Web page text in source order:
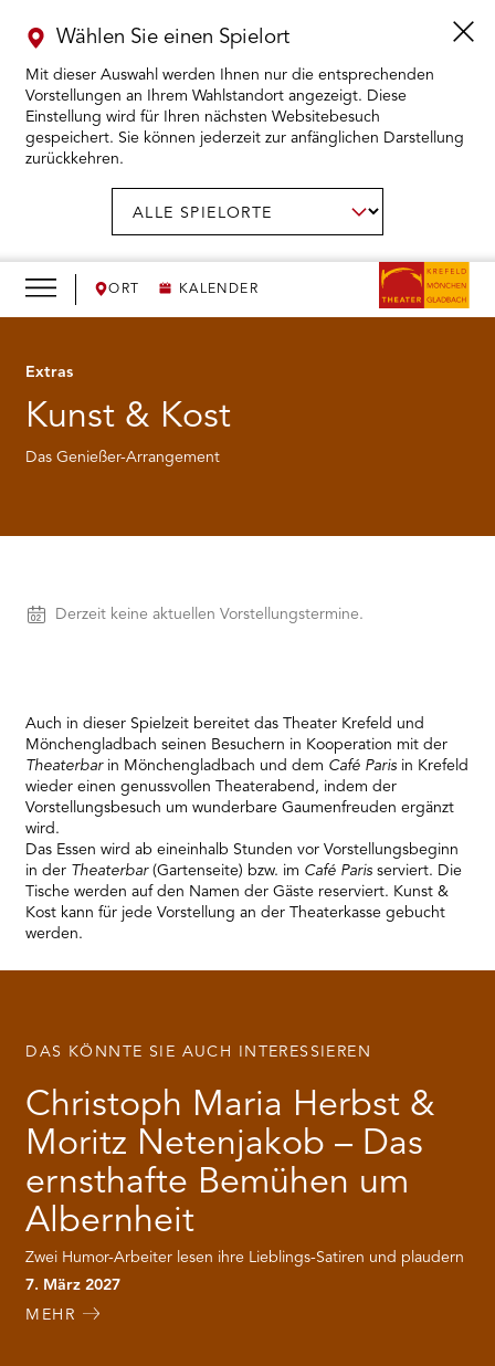
ORT KALENDER
Wählen Sie einen Spielort
Mit dieser Auswahl werden Ihnen nur die entsprechenden
Vorstellungen an Ihrem Wahlstandort angezeigt. Diese
Einstellung wird für Ihren nächsten Websitebesuch
gespeichert. Sie können jederzeit zur anfänglichen Darstellung
zurückkehren.
KARTENKAUF ÖFFNEN
WIR ÖFFNEN
DAS THEATER ÖFFNEN
THEATERPÄDAGOGIK ÖFFNEN
Extras
Kunst & Kost
Das Genießer-Arrangement
Vorstellungen
Derzeit keine aktuellen Vorstellungstermine.
Auch in dieser Spielzeit bereitet das Theater Krefeld und
Mönchengladbach seinen Besuchern in Kooperation mit der
Theaterbarin Mönchengladbach und dem Café Paris in Krefeld
wieder einen genussvollen Theaterabend, indem der
Vorstellungsbesuch um wunderbare Gaumenfreuden ergänzt
wird.
Das Essen wird ab eineinhalb Stunden vor Vorstellungsbeginn
in der Theaterbar(Gartenseite) bzw. im Café Paris serviert. Die
Tische werden auf den Namen der Gäste reserviert. Kunst &
Kost kann für jede Vorstellung an der Theaterkasse gebucht
werden.
DAS KÖNNTE SIE AUCH INTERESSIEREN
Christoph Maria Herbst &
Moritz Netenjakob – Das
ernsthafte Bemühen um
Albernheit
Zwei Humor-Arbeiter lesen ihre Lieblings-Satiren und plaudern
7. März 2027
MEHR